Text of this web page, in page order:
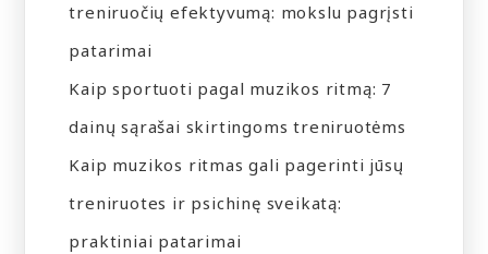
treniruočių efektyvumą: mokslu pagrįsti
patarimai
Kaip sportuoti pagal muzikos ritmą: 7
dainų sąrašai skirtingoms treniruotėms
Kaip muzikos ritmas gali pagerinti jūsų
treniruotes ir psichinę sveikatą:
praktiniai patarimai